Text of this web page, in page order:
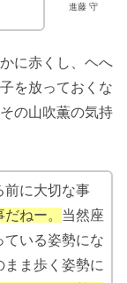
進藤 守
に赤くし、ヘへ
を放っておくな
の山吹薫の気持
前に大切な事
ねー。 当然座
ている姿勢にな
まま歩く姿勢に